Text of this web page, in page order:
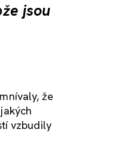
jsou
že
vzbudily